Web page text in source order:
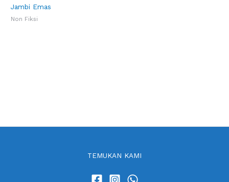
Jambi Emas
Non Fiksi
TEMUKAN KAMI